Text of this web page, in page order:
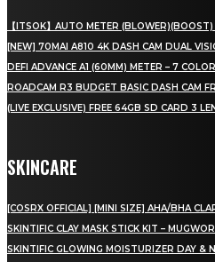
【ITSOK】AUTO METER
[NEW] 70MAI A810 4K DASH CAM DUAL
DEFI ADVANCE A1 (60MM) METER – 7
ROADCAM R3 BUDGET BASIC DASH CAM
(LIVE EXCLUSIVE) FREE 64GB SD CARD 3
SKINCARE
[COSRX OFFICIAL] [MINI SIZE] AHA/BHA
SKINTIFIC CLAY MASK STICK KIT –
SKINTIFIC GLOWING MOISTURIZER DAY &